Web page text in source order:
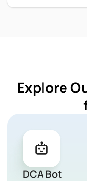
Explore
DCA Bot